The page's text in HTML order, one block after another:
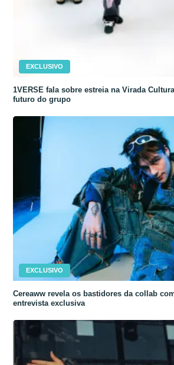
EXCLUSIVO
1VERSE fala sobre estreia na Virada
futuro do grupo
EXCLUSIVO
Cereaww revela os bastidores da collab
entrevista exclusiva